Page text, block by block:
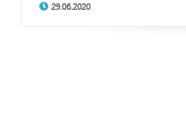
29.06.2020